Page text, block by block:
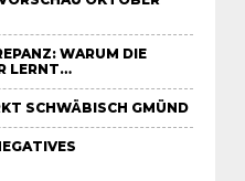
WARUM DIE S
LERNT…
SCHWÄBISCH GMÜND